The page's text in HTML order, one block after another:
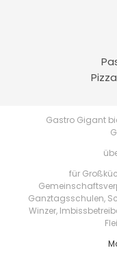
Gastro Gigant
für
Ganztagsschulen,
Winzer,